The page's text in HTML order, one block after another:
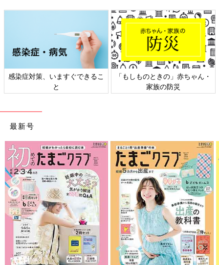
感染症対策、いますぐできるこ
と
「もしものときの」赤ちゃん・
家族の防災
最新号